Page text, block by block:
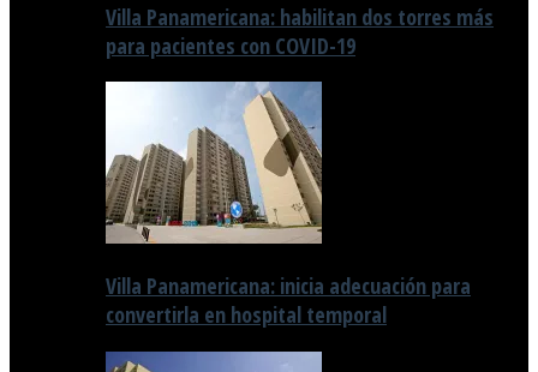
Villa Panamericana: habilitan dos torres más
para pacientes con COVID-19
Villa Panamericana: inicia adecuación para
convertirla en hospital temporal